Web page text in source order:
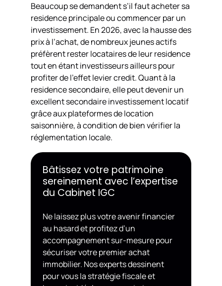
Beaucoup se demandent s’il faut acheter sa
residence principale ou commencer par un
investissement. En 2026, avec la hausse des
prix à l’achat, de nombreux jeunes actifs
préfèrent rester locataires de leur residence
tout en étant investisseurs ailleurs pour
profiter de l’effet levier credit. Quant à la
residence secondaire, elle peut devenir un
excellent secondaire investissement locatif
grâce aux plateformes de location
saisonnière, à condition de bien vérifier la
réglementation locale.
Bâtissez votre patrimoine
sereinement avec l’expertise
du Cabinet IGC
Ne laissez plus votre avenir financier
au hasard et profitez d’un
accompagnement sur-mesure pour
sécuriser votre premier achat
immobilier. Nos experts dessinent
pour vous la stratégie fiscale et